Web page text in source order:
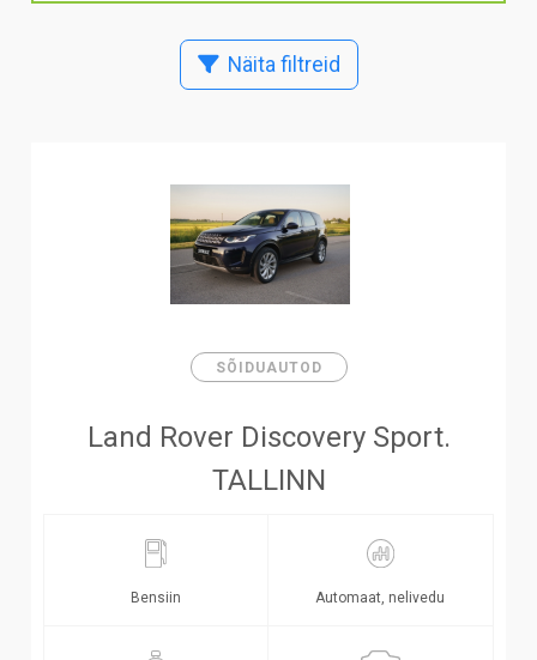
SÕIDUAUTOD
Land Rover Discovery Sport.
TALLINN
Bensiin Automaat, nelivedu
Näita filtreid